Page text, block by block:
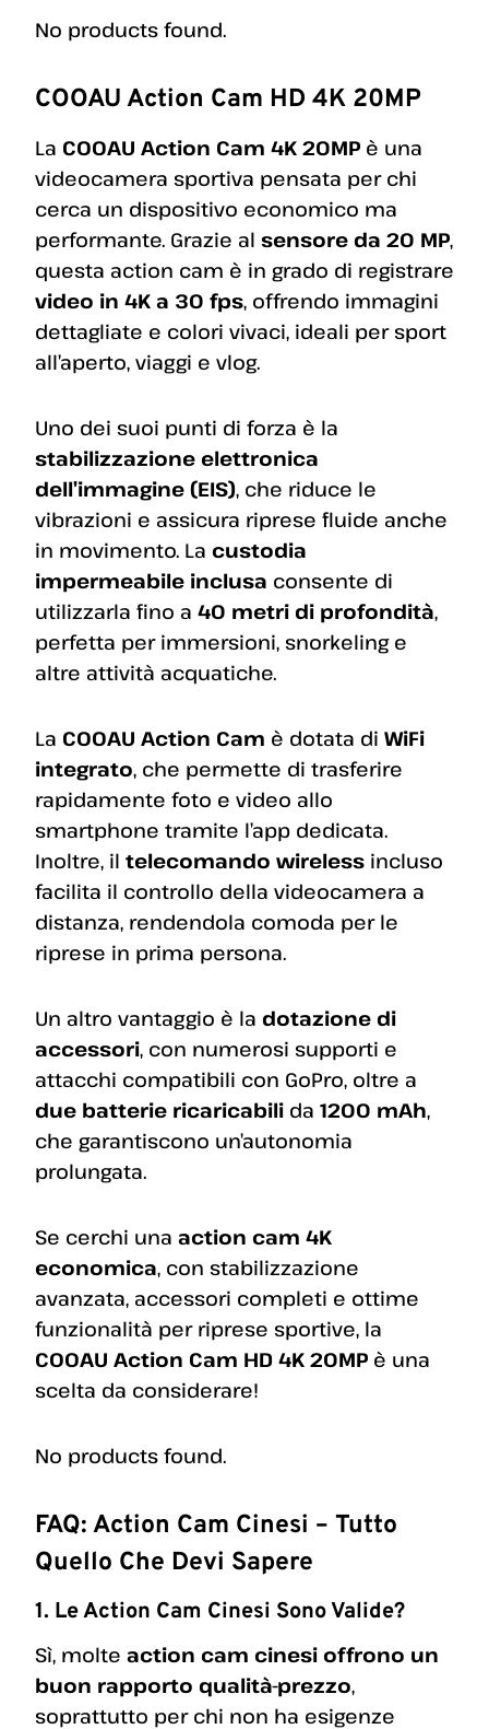
No products found.
COOAU Action Cam HD 4K 20MP
La COOAU Action Cam 4K 20MP è una
videocamera sportiva pensata per chi
cerca un dispositivo economico ma
performante. Grazie al sensore da 20 MP,
questa action cam è in grado di registrare
video in 4K a 30 fps, offrendo immagini
dettagliate e colori vivaci, ideali per sport
all’aperto, viaggi e vlog.
Uno dei suoi punti di forza è la
stabilizzazione elettronica
dell’immagine (EIS), che riduce le
vibrazioni e assicura riprese fluide anche
in movimento. La custodia
impermeabile inclusa consente di
utilizzarla fino a 40 metri di profondità,
perfetta per immersioni, snorkeling e
altre attività acquatiche.
La COOAU Action Cam è dotata di WiFi
integrato, che permette di trasferire
rapidamente foto e video allo
smartphone tramite l’app dedicata.
Inoltre, il telecomando wireless incluso
facilita il controllo della videocamera a
distanza, rendendola comoda per le
riprese in prima persona.
Un altro vantaggio è la dotazione di
accessori, con numerosi supporti e
attacchi compatibili con GoPro, oltre a
due batterie ricaricabili da 1200 mAh,
che garantiscono un’autonomia
prolungata.
Se cerchi una action cam 4K
economica, con stabilizzazione
avanzata, accessori completi e ottime
funzionalità per riprese sportive, la
COOAU Action Cam HD 4K 20MP è una
scelta da considerare!
No products found.
FAQ: Action Cam Cinesi – Tutto
Quello Che Devi Sapere
1. Le Action Cam Cinesi Sono Valide?
Sì, molte action cam cinesi offrono un
buon rapporto qualità-prezzo,
soprattutto per chi non ha esigenze